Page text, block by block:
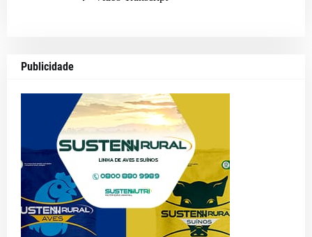
Publicidade